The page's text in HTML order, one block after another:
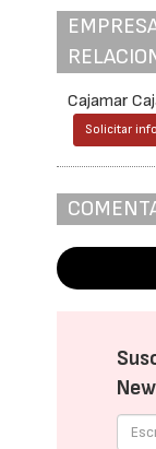
Cajamar
Solicitar